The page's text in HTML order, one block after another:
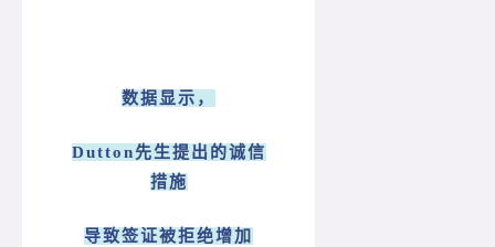
数据显示，
Dutton先生提出的诚信
措施
导致签证被拒绝增加